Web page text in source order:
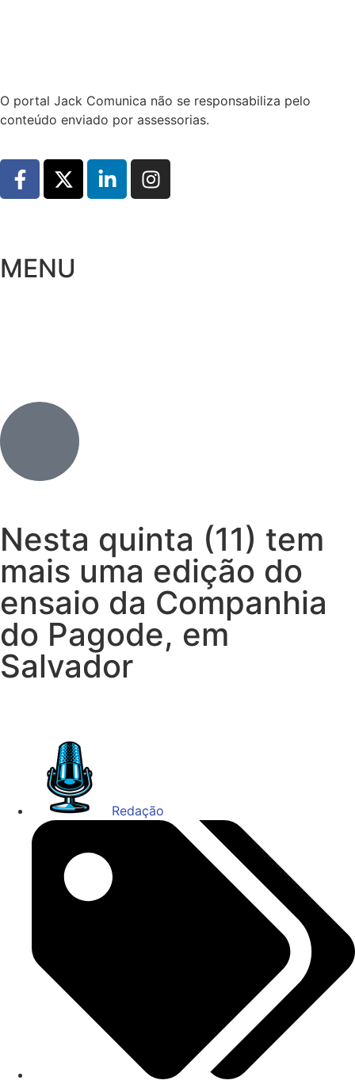
O portal Jack Comunica não se responsabiliza pelo
conteúdo enviado por assessorias.
MENU
Nesta quinta (11) tem
mais uma edição do
ensaio da Companhia
do Pagode, em
Salvador
Redação